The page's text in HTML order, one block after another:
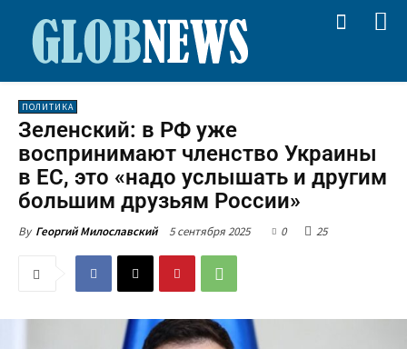
ПОЛИТИКА
Зеленский: в РФ уже
воспринимают членство Украины
в ЕС, это «надо услышать и другим
большим друзьям России»
By Георгий Милославский 5 сентября 2025 0 25